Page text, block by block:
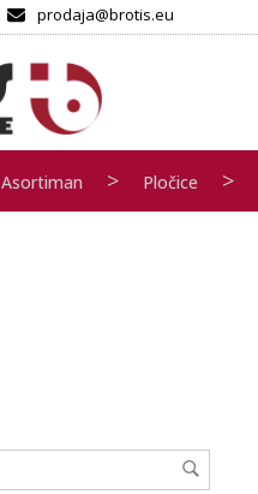
prodaja@brotis.eu
Asortiman > Pločice >